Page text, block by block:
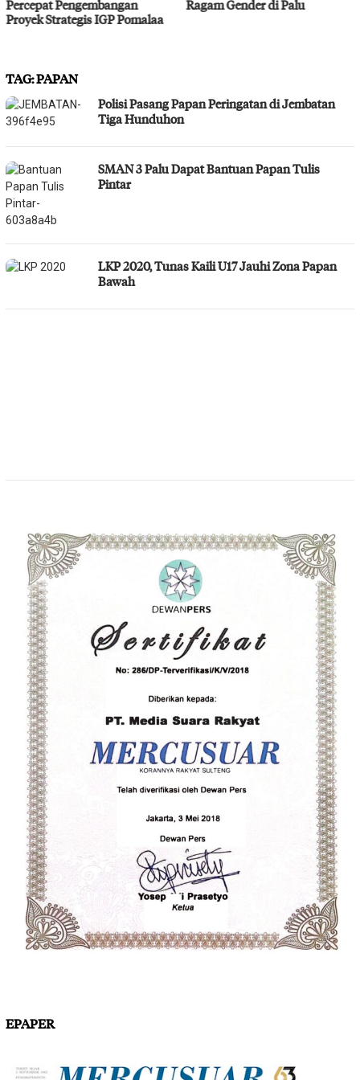
Ragam Gender di Palu
Bahodopi Hadapi Potensi
TAG:PAPAN
Polisi Pasang Papan Peringatan di Jembatan
Tiga Hunduhon
SMAN 3 Palu Dapat Bantuan Papan Tulis
Pintar
LKP 2020, Tunas Kaili U17 Jauhi Zona Papan
Bawah
EPAPER